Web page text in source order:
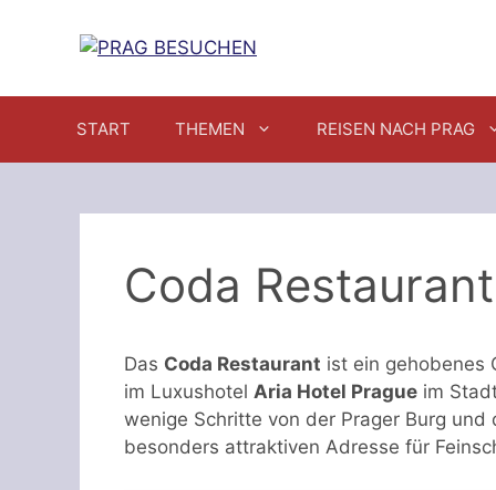
START THEMEN REISEN NACH PRAG
Coda Restaurant
Das Coda Restaurant ist ein gehobenes
im Luxushotel Aria Hotel Prague im
wenige Schritte von der Prager Burg
besonders attraktiven Adresse für